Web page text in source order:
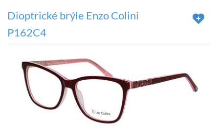
Dioptrické brýle Enzo Colini
P162C4